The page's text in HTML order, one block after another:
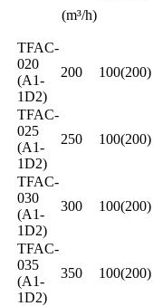
(m³/h)
TFAC-
020
(A1-
1D2)
200 100(200)
TFAC-
025
(A1-
1D2)
250 100(200)
TFAC-
030
(A1-
1D2)
300 100(200)
TFAC-
035
(A1-
1D2)
350 100(200)